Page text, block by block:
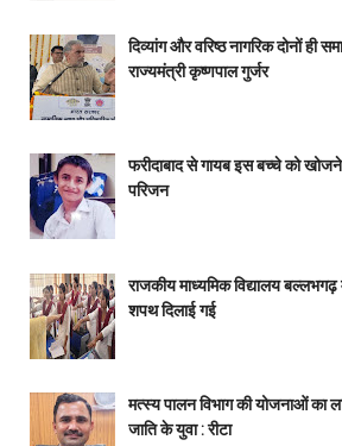
दिव्यांग और वरिष्ठ नागरिक दोनों ही
राज्यमंत्री कृष्णपाल गुर्जर
फरीदाबाद से गायब इस बच्चे को
परिजन
राजकीय माध्यमिक विद्यालय
शपथ दिलाई गई
मत्स्य पालन विभाग की योजनाओं का
जाति के युवा : रीटा